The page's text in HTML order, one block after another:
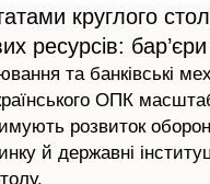
круглого
ресурсів:
та банківські
ОПК
розвиток
й державні